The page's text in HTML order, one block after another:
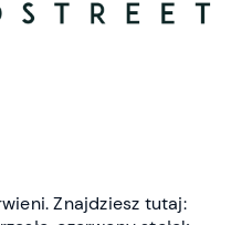
aktualnej oferty lub
Znajdziesz tutaj: